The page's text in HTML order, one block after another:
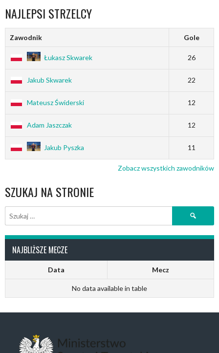
NAJLEPSI STRZELCY
Zawodnik Gole
Łukasz Skwarek 26
Jakub Skwarek 22
Mateusz Świderski 12
Adam Jaszczak 12
Jakub Pyszka 11
Zobacz wszystkich zawodników
SZUKAJ NA STRONIE
Szukaj:
NAJBLIŻSZE MECZE
Data Mecz
No data available in table